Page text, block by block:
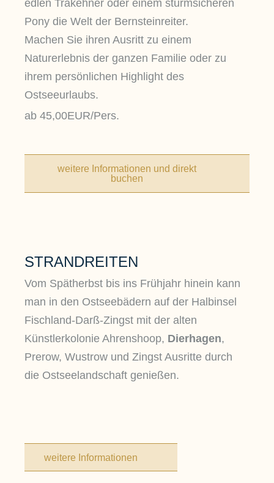
edlen Trakehner oder einem sturmsicheren
Pony die Welt der Bernsteinreiter.
Machen Sie ihren Ausritt zu einem
Naturerlebnis der ganzen Familie oder zu
ihrem persönlichen Highlight des
Ostseeurlaubs.
ab 45,00EUR/Pers.
weitere Informationen und direkt
buchen
STRANDREITEN
Vom Spätherbst bis ins Frühjahr hinein kann
man in den Ostseebädern auf der Halbinsel
Fischland-Darß-Zingst mit der alten
Künstlerkolonie Ahrenshoop, Dierhagen,
Prerow, Wustrow und Zingst Ausritte durch
die Ostseelandschaft genießen.
weitere Informationen